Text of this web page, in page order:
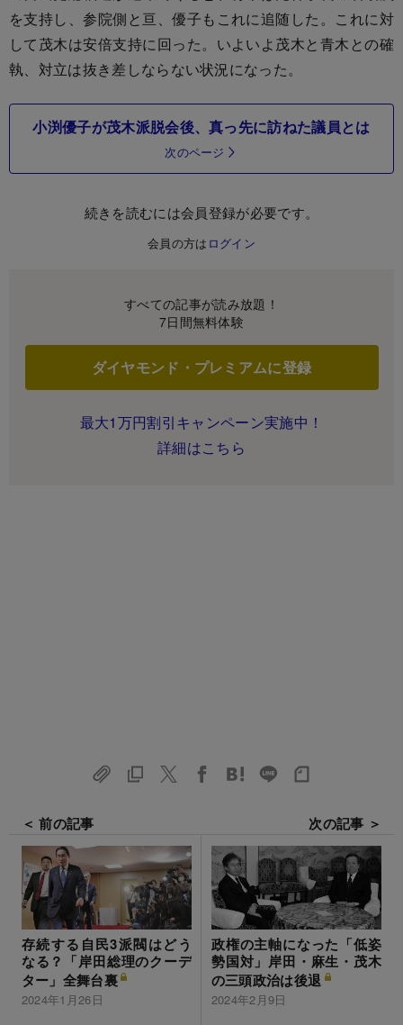
を支持し、参院側と亘、優子もこれに追随した。これに対
して茂木は安倍支持に回った。いよいよ茂木と青木との確
執、対立は抜き差しならない状況になった。
小渕優子が茂木派脱会後、真っ先に訪ねた議員とは
次のページ
続きを読むには会員登録が必要です。
会員の方は ログイン
すべての記事が読み放題！
7日間無料体験
ダイヤモンド・プレミアムに登録
最大1万円割引キャンペーン実施中！
詳細はこちら
＜ 前の記事
存続する自民3派閥はどう
なる？「岸田総理のクーデ
ター」全舞台裏
2024年1月26日
次の記事 ＞
政権の主軸になった「低姿
勢国対」岸田・麻生・茂木
の三頭政治は後退
2024年2月9日